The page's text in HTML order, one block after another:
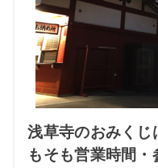
浅草寺のおみくじ
もそも営業時間